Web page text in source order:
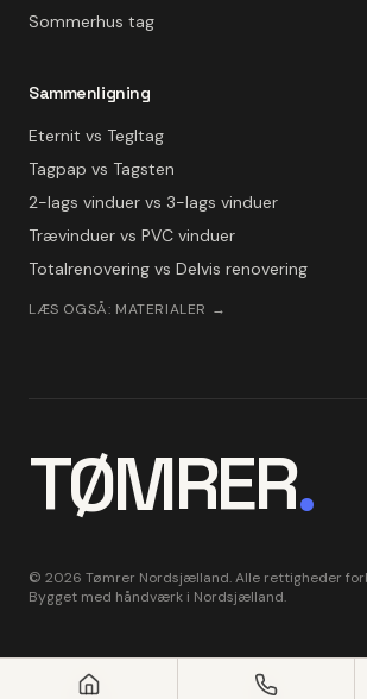
Sommerhus tag
Sammenligning
Eternit vs Tegltag
Tagpap vs Tagsten
2-lags vinduer vs 3-lags vinduer
Trævinduer vs PVC vinduer
Totalrenovering vs Delvis renovering
LÆS OGSÅ: MATERIALER →
TØMRER.
© 2026 Tømrer Nordsjælland. Alle rettigheder
Bygget med håndværk i Nordsjælland.